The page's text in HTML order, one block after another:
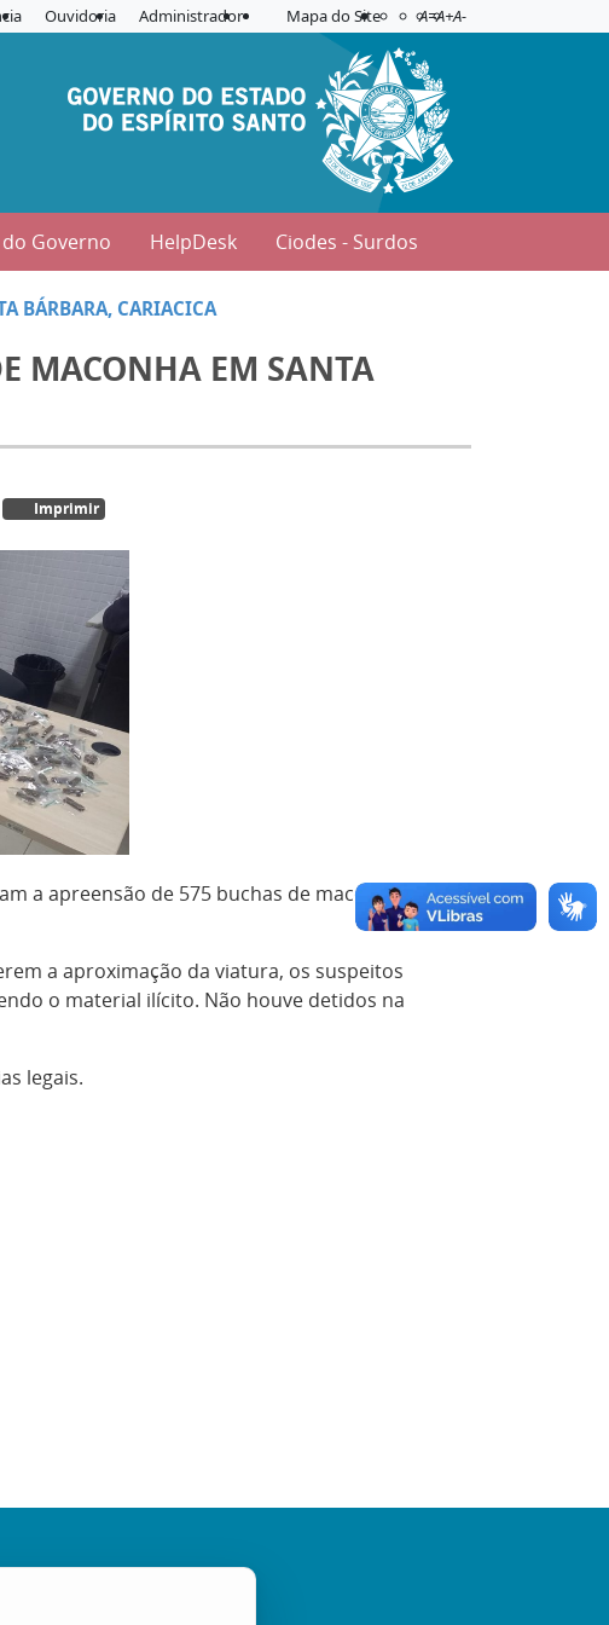
Ouvidoria Administrador Mapa do Site Acessibilidade
Aplicar contraste
A=A+A-
Governo HelpDesk Ciodes - Surdos
BÁRBARA, CARIACICA
MACONHA EM SANTA
Imprimir
a apreensão de 575 buchas de maconha no
a aproximação da viatura, os suspeitos
o material ilícito. Não houve detidos na
legais.